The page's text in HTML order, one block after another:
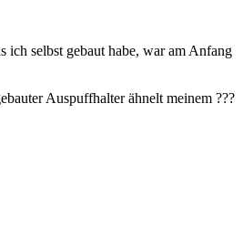
ich selbst gebaut habe, war am Anfang
Auspuffhalter ähnelt meinem ???